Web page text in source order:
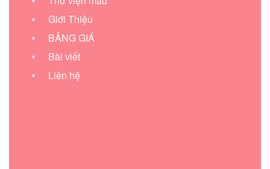
Giới Thiệu
BẢNG GIÁ
Bài viết
Liên hệ